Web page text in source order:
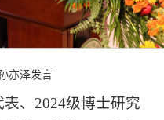
亦泽发言
、2024级博士研究